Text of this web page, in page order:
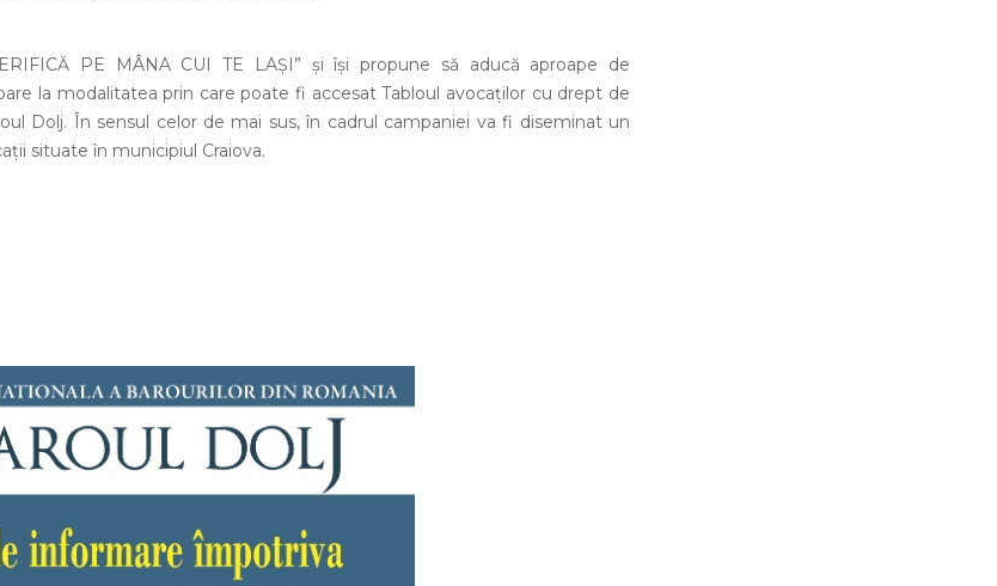
PE MÂNA CUI TE LAȘI” și își propune să aducă aproape de
la modalitatea prin care poate fi accesat Tabloul avocaților cu drept de
Dolj. În sensul celor de mai sus, în cadrul campaniei va fi diseminat un
situate în municipiul Craiova.